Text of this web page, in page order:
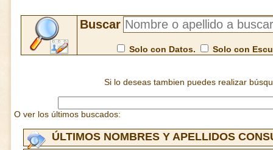
Buscar
Solo con Datos. Solo con
Si lo deseas tambien puedes realizar
O ver los últimos buscados:
ÚLTIMOS NOMBRES Y APELLIDOS